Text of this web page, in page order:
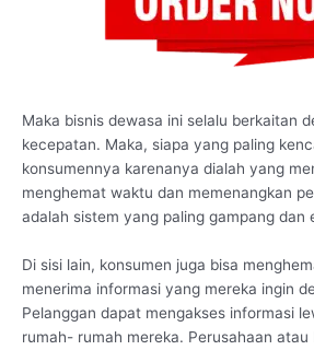
Maka bisnis dewasa ini selalu berkaitan
kecepatan. Maka, siapa yang paling
konsumennya karenanya dialah yang
menghemat waktu dan memenangkan
adalah sistem yang paling gampang dan
Di sisi lain, konsumen juga bisa
menerima informasi yang mereka ingin
Pelanggan dapat mengakses informasi
rumah- rumah mereka. Perusahaan